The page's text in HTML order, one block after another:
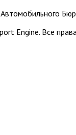
Engine. Все